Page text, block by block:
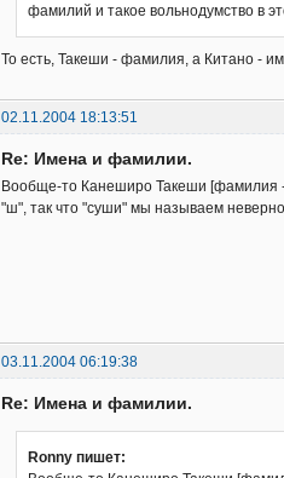
фамилий и такое вольнодумство в
То есть, Такеши - фамилия, а Китано -
02.11.2004 18:13:51
Re: Имена и фамилии.
Вообще-то Канеширо Такеши [фамилия
"ш", так что "суши" мы называем
03.11.2004 06:19:38
Re: Имена и фамилии.
Ronny пишет: